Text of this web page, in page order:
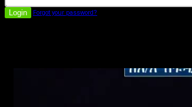
Login Forgot your password?